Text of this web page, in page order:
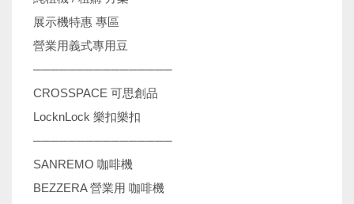
展示機特惠 專區
營業用義式專用豆
────────────────
CROSSPACE 可思創品
LocknLock 樂扣樂扣
────────────────
SANREMO 咖啡機
BEZZERA 營業用 咖啡機